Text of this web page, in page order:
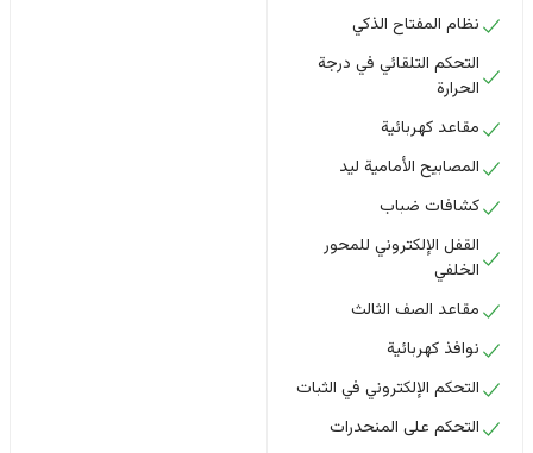
نظام المفتاح الذكي
التحكم التلقائي في درجة
الحرارة
مقاعد كهربائية
المصابيح الأمامية ليد
كشافات ضباب
القفل الإلكتروني للمحور
الخلفي
مقاعد الصف الثالث
نوافذ كهربائية
التحكم الإلكتروني في الثبات
التحكم على المنحدرات